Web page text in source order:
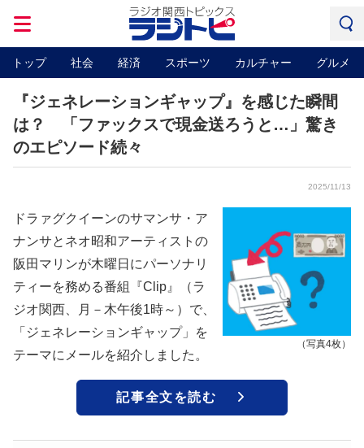
トップ 社会 経済 スポーツ カルチャー グルメ
『ジェネレーションギャップ』を感じた瞬間
は？ 「ファックスで現金送ろうと…」驚き
のエピソード続々
2025/11/13
（写真4枚）
ドラァグクイーンのサマンサ・ア
ナンサとネオ昭和アーティストの
阪田マリンが木曜日にパーソナリ
ティーを務める番組『Clip』（ラ
ジオ関西、月－木午後1時～）で、
「ジェネレーションギャップ」を
テーマにメールを紹介しました。
記事全文を読む